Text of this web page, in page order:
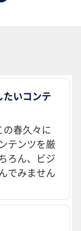
たいコンテ
の春久々に
テンツを厳
ろん、ビジ
でみません